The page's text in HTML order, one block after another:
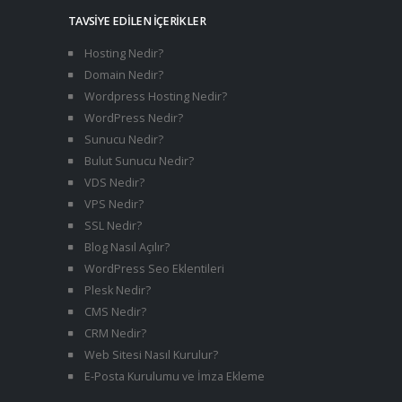
TAVSIYE EDILEN İÇERIKLER
Hosting Nedir?
Domain Nedir?
Wordpress Hosting Nedir?
WordPress Nedir?
Sunucu Nedir?
Bulut Sunucu Nedir?
VDS Nedir?
VPS Nedir?
SSL Nedir?
Blog Nasıl Açılır?
WordPress Seo Eklentileri
Plesk Nedir?
CMS Nedir?
CRM Nedir?
Web Sitesi Nasıl Kurulur?
E-Posta Kurulumu ve İmza Ekleme